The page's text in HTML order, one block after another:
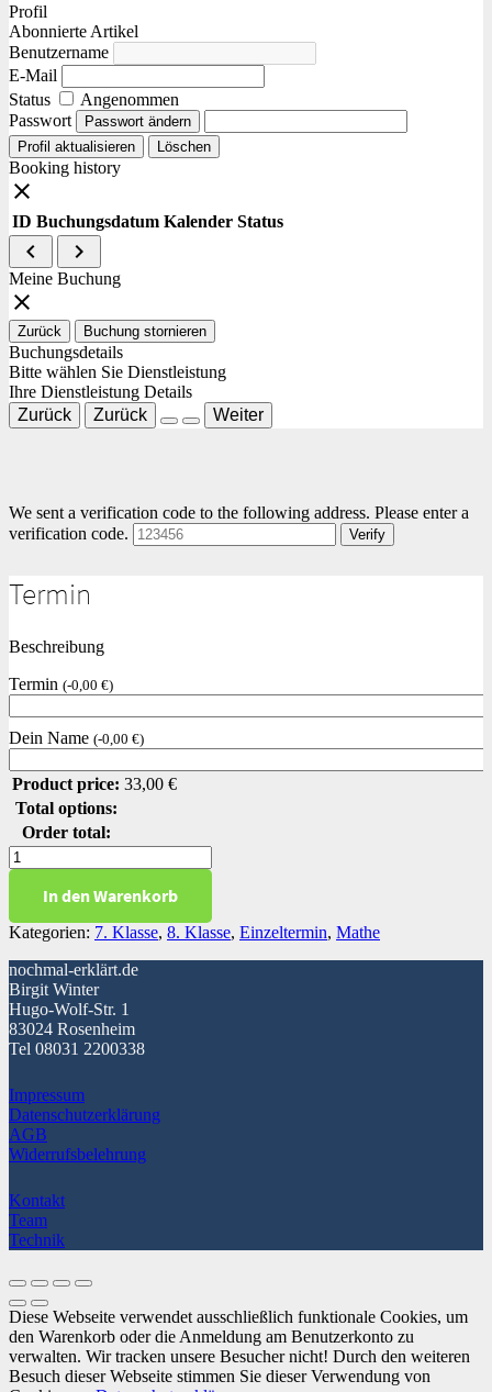
Profil
Abonnierte Artikel
Benutzername
E-Mail
Status
Angenommen
Passwort
Passwort ändern
Profil aktualisieren
Löschen
Booking history
close
ID Buchungsdatum Kalender Status
navigate_before navigate_next
Meine Buchung
close
Zurück Buchung stornieren
Buchungsdetails
Bitte wählen Sie Dienstleistung
Ihre Dienstleistung Details
Zurück
Zurück Weiter
We sent a verification code to the following address. Please enter a
verification code.
Verify
Termin
Beschreibung
Termin (-0,00 €)
Dein Name (-0,00 €)
Product price: 33,00 €
Total options:
Order total:
Rechnen
mit
Größen
2
In den Warenkorb
Kategorien: 7. Klasse, 8. Klasse, Einzeltermin, Mathe
nochmal-erklärt.de
Birgit Winter
Hugo-Wolf-Str. 1
83024 Rosenheim
Tel 08031 2200338
Impressum
Datenschutzerklärung
AGB
Widerrufsbelehrung
Kontakt
Team
Technik
Diese Webseite verwendet ausschließlich funktionale Cookies, um
den Warenkorb oder die Anmeldung am Benutzerkonto zu
verwalten. Wir tracken unsere Besucher nicht! Durch den weiteren
Besuch dieser Webseite stimmen Sie dieser Verwendung von